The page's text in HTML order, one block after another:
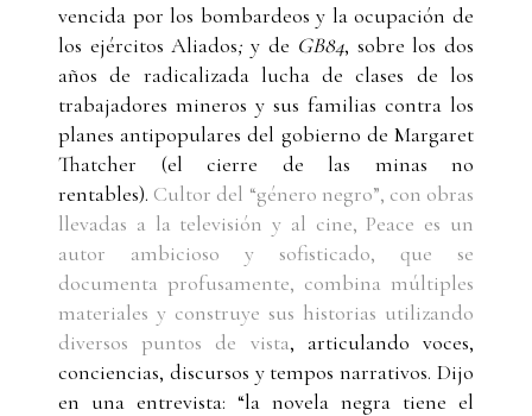
vencida por los bombardeos y la ocupación de
los ejércitos Aliados; y de GB84, sobre los dos
años de radicalizada lucha de clases de los
trabajadores mineros y sus familias contra los
planes antipopulares del gobierno de Margaret
Thatcher (el cierre de las minas no
rentables). Cultor del “género negro”, con obras
llevadas a la televisión y al cine, Peace es un
autor ambicioso y sofisticado, que se
documenta profusamente, combina múltiples
materiales y construye sus historias utilizando
diversos puntos de vista, articulando voces,
conciencias, discursos y tempos narrativos. Dijo
en una entrevista: “la novela negra tiene el